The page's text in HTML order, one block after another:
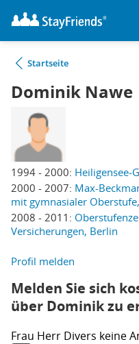
Startseite
Dominik Nawe
1994 - 2000: Heiligensee-
2000 - 2007: Max-
mit gymnasialer
2008 - 2011:
Versicherungen, Berlin
Profil melden
Melden Sie sich
über Dominik zu
Frau Herr Divers keine